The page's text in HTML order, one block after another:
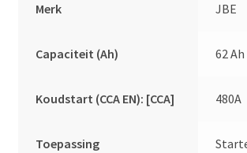
Merk JBE
Capaciteit (Ah) 62 Ah
Koudstart (CCA EN): [CCA] 480A
Toepassing